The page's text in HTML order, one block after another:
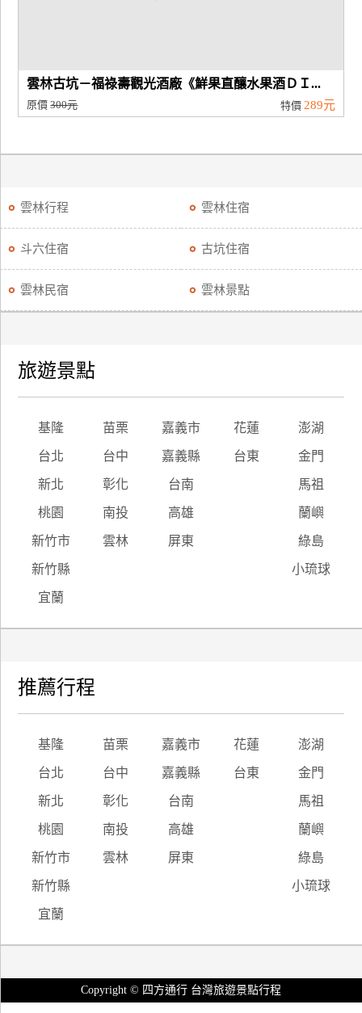
雲林古坑－福祿壽觀光酒廠《鮮果直釀水果酒ＤＩ...
原價300元 特價 289元
雲林行程 雲林住宿
斗六住宿 古坑住宿
雲林民宿 雲林景點
旅遊景點
基隆 苗栗 嘉義市 花蓮 澎湖
台北 台中 嘉義縣 台東 金門
新北 彰化 台南 馬祖
桃園 南投 高雄 蘭嶼
新竹市 雲林 屏東 綠島
新竹縣 小琉球
宜蘭
推薦行程
基隆 苗栗 嘉義市 花蓮 澎湖
台北 台中 嘉義縣 台東 金門
新北 彰化 台南 馬祖
桃園 南投 高雄 蘭嶼
新竹市 雲林 屏東 綠島
新竹縣 小琉球
宜蘭
Copyright © 四方通行 台灣旅遊景點行程